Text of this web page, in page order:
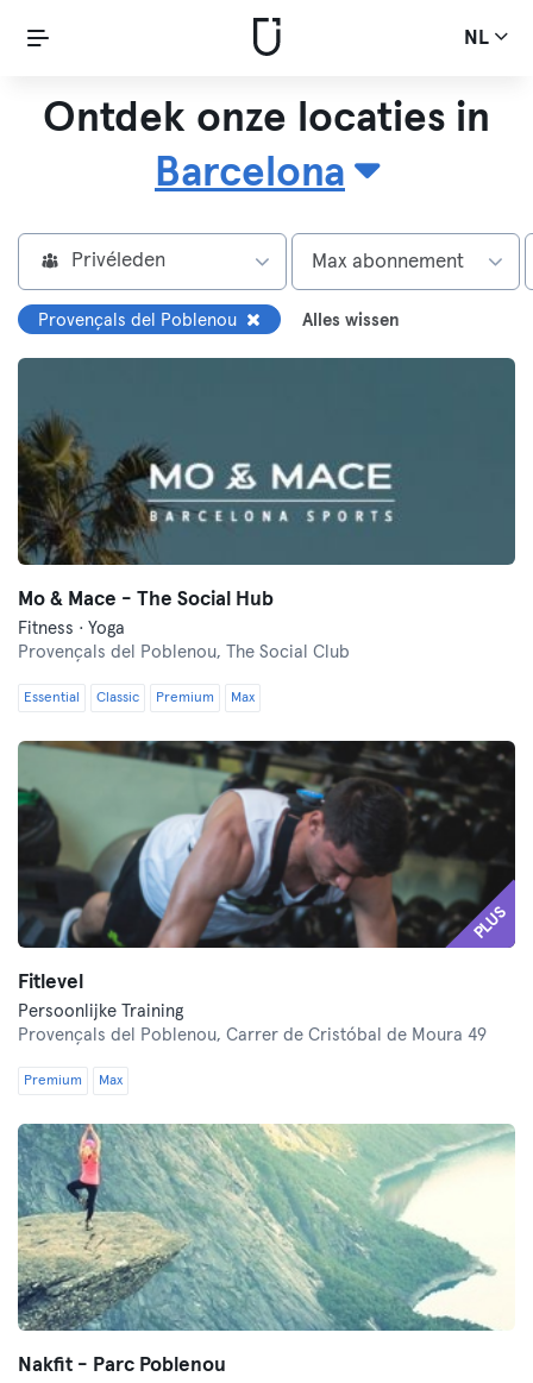
NL
Ontdek onze locaties in
Barcelona
Privéleden Max abonnement
Provençals del Poblenou Alles wissen
Mo & Mace - The Social Hub
Fitness · Yoga
Provençals del Poblenou,
The Social Club
Essential Classic Premium Max
PLUS
Fitlevel
Persoonlijke Training
Provençals del Poblenou, Carrer de Cristóbal de Moura 49
Premium Max
Nakfit - Parc Poblenou